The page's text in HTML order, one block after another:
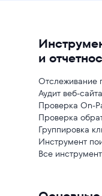
и
Отслеживание
Аудит веб-сайта
Проверка On-
Проверка
Группировка
Инструмент
Все